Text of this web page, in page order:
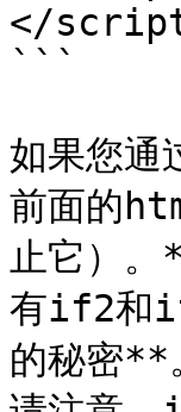
</
```
如果您
前面的
止它）
有if2和
的秘密**